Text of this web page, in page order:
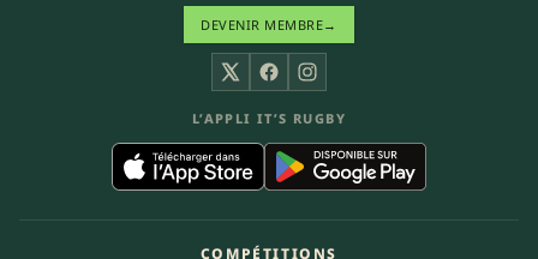
DEVENIR MEMBRE→
X FacebookInstagram
L’APPLI IT’S RUGBY
COMPÉTITIONS